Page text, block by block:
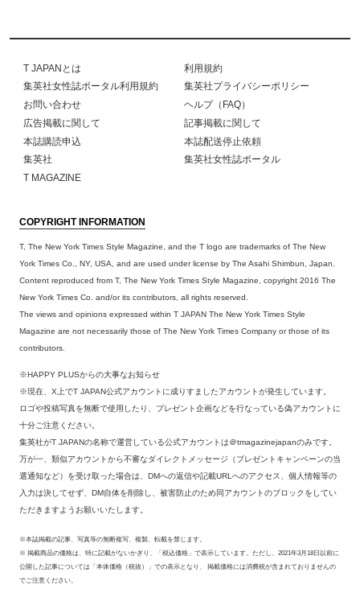
T JAPANとは
利用規約
集英社女性誌ポータル利用規約
集英社プライバシーポリシー
お問い合わせ
ヘルプ（FAQ）
広告掲載に関して
記事掲載に関して
本誌購読申込
本誌配送停止依頼
集英社
集英社女性誌ポータル
T MAGAZINE
COPYRIGHT INFORMATION
T, The New York Times Style Magazine, and the T logo are trademarks of The New
York Times Co., NY, USA, and are used under license by The Asahi Shimbun, Japan.
Content reproduced from T, The New York Times Style Magazine, copyright 2016 The
New York Times Co. and/or its contributors, all rights reserved.
The views and opinions expressed within T JAPAN The New York Times Style
Magazine are not necessarily those of The New York Times Company or those of its
contributors.
※HAPPY PLUSからの大事なお知らせ
※現在、X上でT JAPAN公式アカウントに成りすましたアカウントが発生しています。
ロゴや投稿写真を無断で使用したり、プレゼント企画などを行なっている偽アカウントに
十分ご注意ください。
集英社がT JAPANの名称で運営している公式アカウントは＠tmagazinejapanのみです。
万が一、類似アカウントから不審なダイレクトメッセージ（プレゼントキャンペーンの当
選通知など）を受け取った場合は、DMへの返信や記載URLへのアクセス、個人情報等の
入力は決してせず、DM自体を削除し、被害防止のため同アカウントのブロックをしてい
ただきますようお願いいたします。
※本誌掲載の記事、写真等の無断複写、複製、転載を禁じます。
※ 掲載商品の価格は、特に記載がないかぎり、「税込価格」で表示しています。ただし、2021年3月18日以前に
公開した記事については「本体価格（税抜）」での表示となり、 掲載価格には消費税が含まれておりませんの
でご注意ください。